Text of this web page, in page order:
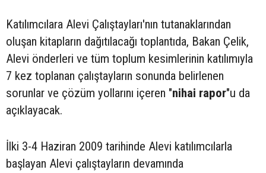
Katılımcılara Alevi Çalıştayları'nın tutanaklarından
oluşan kitapların dağıtılacağı toplantıda, Bakan Çelik,
Alevi önderleri ve tüm toplum kesimlerinin katılımıyla
7 kez toplanan çalıştayların sonunda belirlenen
sorunlar ve çözüm yollarını içeren "nihai rapor"u da
açıklayacak.
İlki 3-4 Haziran 2009 tarihinde Alevi katılımcılarla
başlayan Alevi çalıştayların devamında